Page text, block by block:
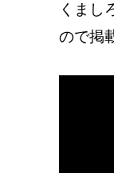
くまし
ので掲